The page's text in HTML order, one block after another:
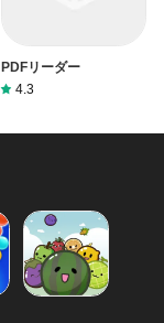
PDFリーダー
4.3